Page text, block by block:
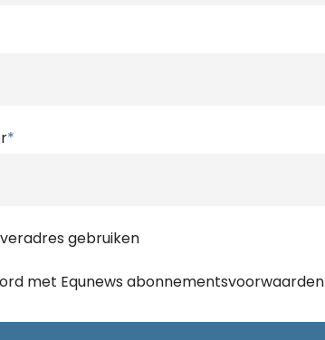
*
gebruiken
met Equnews abonnementsvoorwaarden